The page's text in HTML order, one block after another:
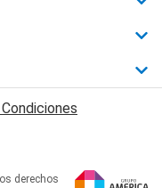
derechos